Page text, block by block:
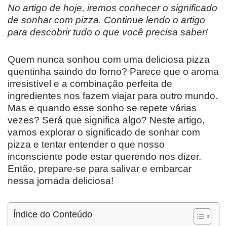
No artigo de hoje, iremos conhecer o significado
de sonhar com pizza. Continue lendo o artigo
para descobrir tudo o que você precisa saber!
Quem nunca sonhou com uma deliciosa pizza
quentinha saindo do forno? Parece que o aroma
irresistível e a combinação perfeita de
ingredientes nos fazem viajar para outro mundo.
Mas e quando esse sonho se repete várias
vezes? Será que significa algo? Neste artigo,
vamos explorar o significado de sonhar com
pizza e tentar entender o que nosso
inconsciente pode estar querendo nos dizer.
Então, prepare-se para salivar e embarcar
nessa jornada deliciosa!
Índice do Conteúdo